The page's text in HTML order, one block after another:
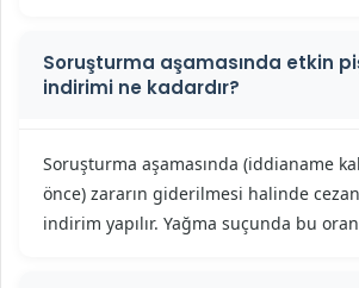
Soruşturma aşamasında etkin
indirimi ne kadardır?
Soruşturma aşamasında (iddianame
önce) zararın giderilmesi halinde
indirim yapılır. Yağma suçunda bu oran